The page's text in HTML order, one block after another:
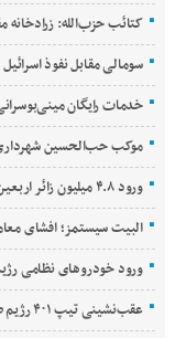
کتائب حزب‌الله:
سومالی مقابل نفوذ
خدمات رایگان
موکب حب‌الحسین شهرداری
ورود ۴.۸ میلیون زائر اربعین حسینی به عراق
البیت سیستمز؛ افشای
ورود خودروهای نظامی
عقب‌نشینی تیپ ۴۰۱ رژیم صهیونیستی از جنوب لبنان پس از ماه‌ها درگیری